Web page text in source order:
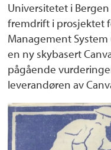
Universitetet i
fremdrift i prosjektet
Management System
en ny skybasert
pågående
leverandøren av